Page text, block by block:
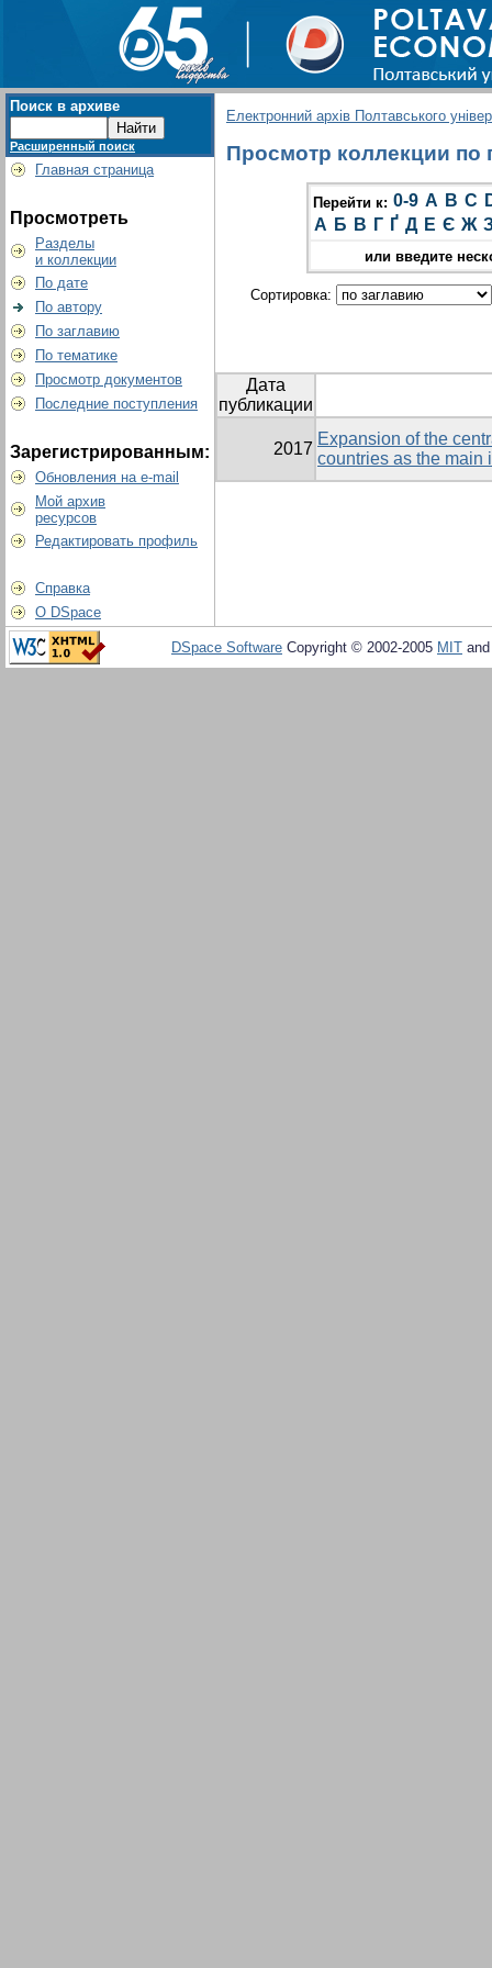
Поиск в архиве
Расширенный поиск
Главная страница
Просмотреть
Разделы
и коллекции
По дате
По автору
По заглавию
По тематике
Просмотр документов
Последние поступления
Зарегистрированным:
Обновления на e-mail
Мой архив
ресурсов
Редактировать профиль
Справка
О DSpace
Електронний архів Полтавського
Просмотр коллекции по
Перейти к: 0-9 A B C
А Б В Г Ґ Д Е Є Ж
или введите
Сортировка:
Дата
публикации
2017
Expansion of the
countries as the main
DSpace Software Copyright © 2002-2005 MIT